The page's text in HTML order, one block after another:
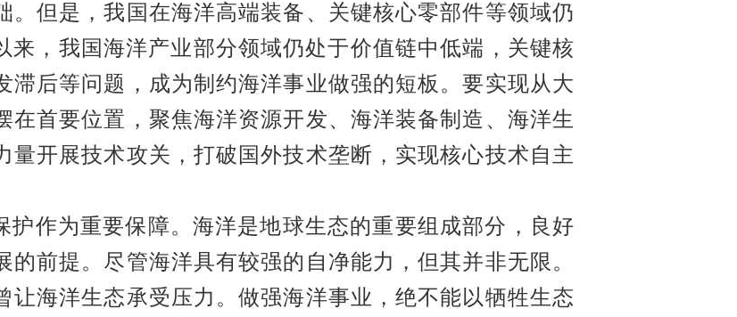
。但是，我国在海洋高端装备、关键核心零部件等领域仍
来，我国海洋产业部分领域仍处于价值链中低端，关键核
滞后等问题，成为制约海洋事业做强的短板。要实现从大
在首要位置，聚焦海洋资源开发、海洋装备制造、海洋生
量开展技术攻关，打破国外技术垄断，实现核心技术自主
作为重要保障。 海洋是地球生态的重要组成部分，良好
前提。尽管海洋具有较强的自净能力，但其并非无限。
让海洋生态承受压力。做强海洋事业，绝不能以牺牲生态